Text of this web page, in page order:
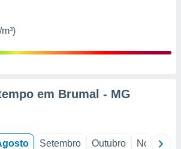
em Brumal - MG
Setembro Outubro Novembro